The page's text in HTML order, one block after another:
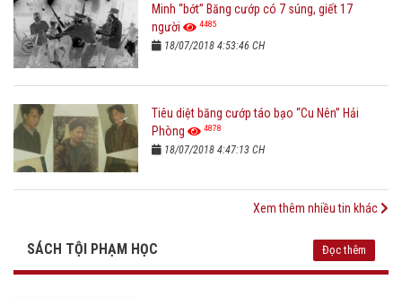
Minh “bớt” Băng cướp có 7 súng, giết 17
người
4485
18/07/2018 4:53:46 CH
Tiêu diệt băng cướp táo bạo “Cu Nên” Hải
Phòng
4878
18/07/2018 4:47:13 CH
Xem thêm nhiều tin khác
SÁCH TỘI PHẠM HỌC Đọc thêm